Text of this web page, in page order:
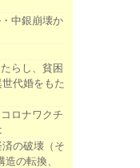
中銀崩壊か
らし、貧困
代婚をもた
ロナワクチ
の破壊（そ
の転換、